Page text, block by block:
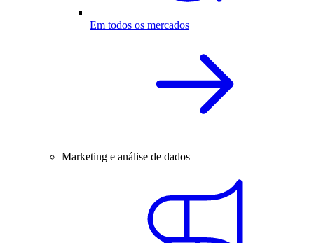
Em todos os mercados
Marketing e análise de dados